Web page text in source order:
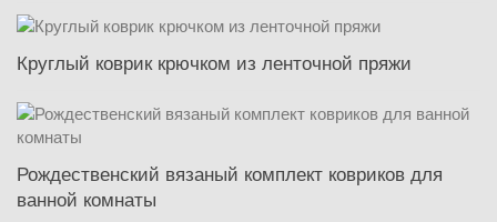
Круглый коврик крючком из ленточной пряжи
Рождественский вязаный комплект ковриков для
ванной комнаты